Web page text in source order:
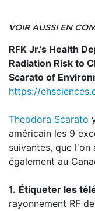
VOIR AUSSI EN
RFK Jr.’s Health
Radiation Risk to
Scarato of
https://
Theodora Scarato
américain les 9
suivantes, que
également au
1. Étiqueter les
rayonnement RF